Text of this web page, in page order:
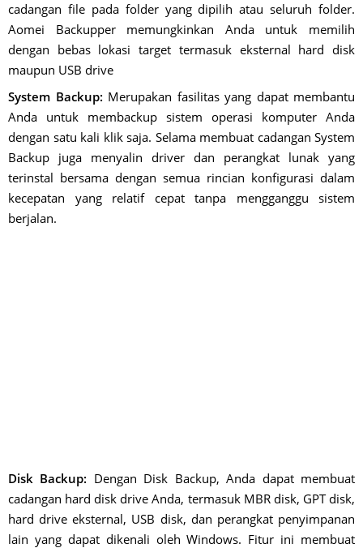
cadangan file pada folder yang dipilih atau seluruh folder.
Aomei Backupper memungkinkan Anda untuk memilih
dengan bebas lokasi target termasuk eksternal hard disk
maupun USB drive
System Backup: Merupakan fasilitas yang dapat membantu
Anda untuk membackup sistem operasi komputer Anda
dengan satu kali klik saja. Selama membuat cadangan System
Backup juga menyalin driver dan perangkat lunak yang
terinstal bersama dengan semua rincian konfigurasi dalam
kecepatan yang relatif cepat tanpa mengganggu sistem
berjalan.
Disk Backup: Dengan Disk Backup, Anda dapat membuat
cadangan hard disk drive Anda, termasuk MBR disk, GPT disk,
hard drive eksternal, USB disk, dan perangkat penyimpanan
lain yang dapat dikenali oleh Windows. Fitur ini membuat